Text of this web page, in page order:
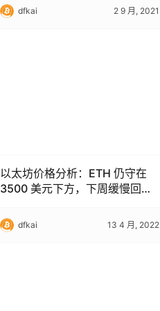
dfkai 2 9 月, 2021
Ethereum (ETH)
以太坊价格分析：ETH 仍守在
3500 美元下方，下周缓慢回
dfkai 13 4 月, 2022